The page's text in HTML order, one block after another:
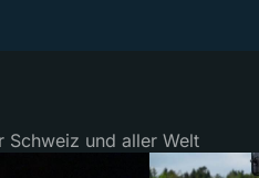
Schweiz und aller Welt